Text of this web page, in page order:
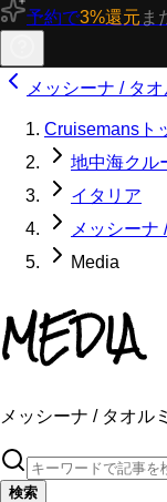
予約で3%還元 ま
メッシーナ / タ
Cruisemansト
地中海クル
イタリア
メッシーナ
Media
MEDIA
メッシーナ / タオル
検索